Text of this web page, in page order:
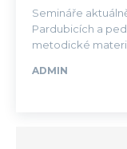
Semináře
Pardubicích a
ADMIN